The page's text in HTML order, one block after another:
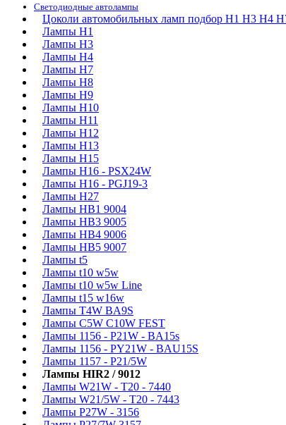
Светодиодные автолампы
Цоколи автомобильных ламп подбор H1 H3 H4
Лампы H1
Лампы H3
Лампы H4
Лампы H7
Лампы H8
Лампы H9
Лампы H10
Лампы H11
Лампы H12
Лампы H13
Лампы H15
Лампы H16 - PSX24W
Лампы H16 - PGJ19-3
Лампы H27
Лампы HB1 9004
Лампы HB3 9005
Лампы HB4 9006
Лампы HB5 9007
Лампы t5
Лампы t10 w5w
Лампы t10 w5w Line
Лампы t15 w16w
Лампы T4W BA9S
Лампы C5W C10W FEST
Лампы 1156 - P21W - BA15s
Лампы 1156 - PY21W - BAU15S
Лампы 1157 - P21/5W
Лампы HIR2 / 9012
Лампы W21W - T20 - 7440
Лампы W21/5W - T20 - 7443
Лампы P27W - 3156